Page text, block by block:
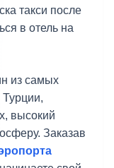
такси после
в отель на
из самых
высокий
Заказав